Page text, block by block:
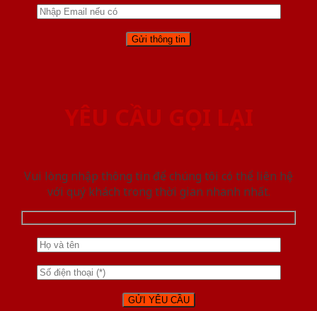
YÊU CẦU GỌI LẠI
Vui lòng nhập thông tin để chúng tôi có thể liên hệ
với quý khách trong thời gian nhanh nhất.